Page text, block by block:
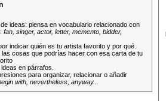
ideas: piensa en vocabulario relacionado con
fan, singer, actor, letter, memento, bidder,
indicar quién es tu artista favorito y por qué.
las cosas que podrías hacer con esa carta de tu
en párrafos.
para organizar, relacionar o añadir
with, nevertheless, anyway...